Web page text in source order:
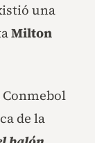
una
Milton
de la